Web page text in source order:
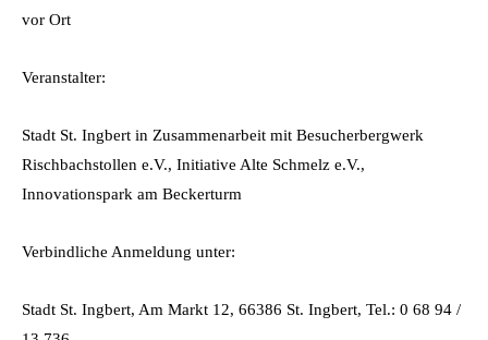
vor Ort
Veranstalter:
Stadt St. Ingbert in Zusammenarbeit mit Besucherbergwerk
Rischbachstollen e.V., Initiative Alte Schmelz e.V.,
Innovationspark am Beckerturm
Verbindliche Anmeldung unter:
Stadt St. Ingbert, Am Markt 12, 66386 St. Ingbert, Tel.: 0 68 94 /